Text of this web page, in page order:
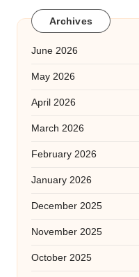
Archives
June 2026
May 2026
April 2026
March 2026
February 2026
January 2026
December 2025
November 2025
October 2025